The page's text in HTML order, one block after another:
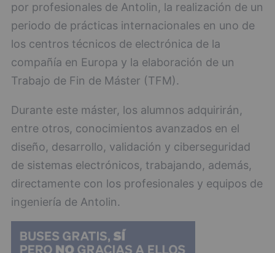
por profesionales de Antolin, la realización de un
periodo de prácticas internacionales en uno de
los centros técnicos de electrónica de la
compañía en Europa y la elaboración de un
Trabajo de Fin de Máster (TFM).
Durante este máster, los alumnos adquirirán,
entre otros, conocimientos avanzados en el
diseño, desarrollo, validación y ciberseguridad
de sistemas electrónicos, trabajando, además,
directamente con los profesionales y equipos de
ingeniería de Antolin.